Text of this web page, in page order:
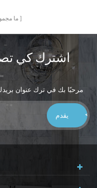
ما
اشترك كي
مرحبًا بك في ترك عنوان
خلال 24 ساعة ، شكرًا لك!